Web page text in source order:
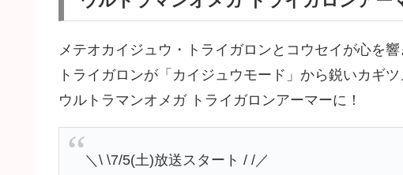
メテオカイジュウ・トライガロンとコウセイが心を響
トライガロンが「カイジュウモード」から鋭いカギ
ウルトラマンオメガ トライガロンアーマーに！
＼\ \7/5(土)放送スタート / /／